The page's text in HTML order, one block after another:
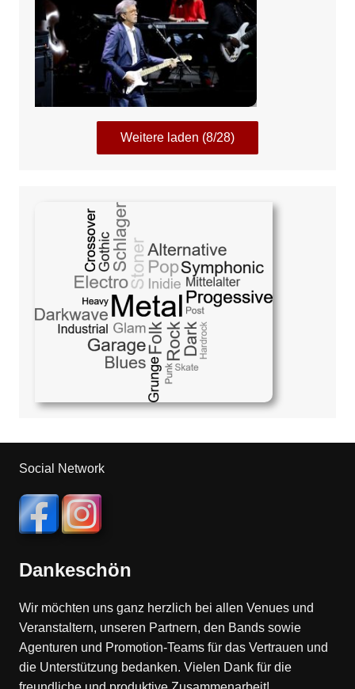
Weitere laden (8/28)
Social Network
Dankeschön
Wir möchten uns ganz herzlich bei allen Venues und
Veranstaltern, unseren Partnern, den Bands sowie
Agenturen und Promotion-Teams für das Vertrauen und
die Unterstützung bedanken. Vielen Dank für die